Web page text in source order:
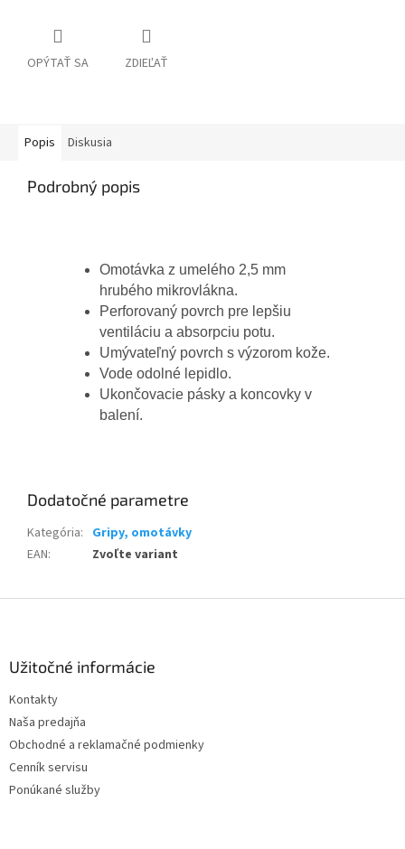
OPÝTAŤ SA ZDIEĽAŤ
Popis Diskusia
Podrobný popis
Omotávka z umelého 2,5 mm
hrubého mikrovlákna.
Perforovaný povrch pre lepšiu
ventiláciu a absorpciu potu.
Umývateľný povrch s výzorom kože.
Vode odolné lepidlo.
Ukončovacie pásky a koncovky v
balení.
Dodatočné parametre
Kategória: Gripy, omotávky
EAN: Zvoľte variant
Užitočné informácie
Kontakty
Naša predajňa
Obchodné a reklamačné podmienky
Cenník servisu
Ponúkané služby